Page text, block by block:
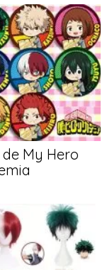
de My Hero